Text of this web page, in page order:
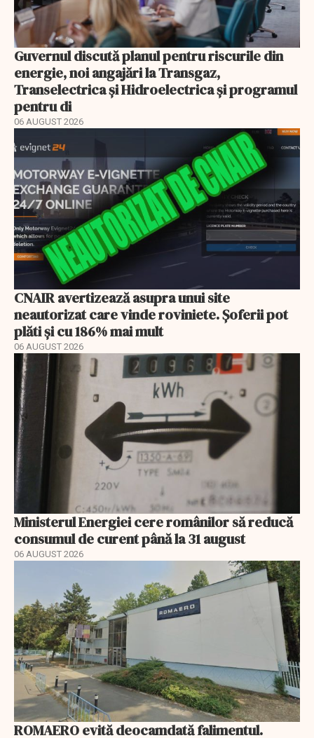
Guvernul discută planul pentru riscurile din
energie, noi angajări la Transgaz,
Transelectrica și Hidroelectrica și programul
pentru di
06 AUGUST 2026
CNAIR avertizează asupra unui site
neautorizat care vinde roviniete. Șoferii pot
plăti și cu 186% mai mult
06 AUGUST 2026
Ministerul Energiei cere românilor să reducă
consumul de curent până la 31 august
06 AUGUST 2026
ROMAERO evită deocamdată falimentul.